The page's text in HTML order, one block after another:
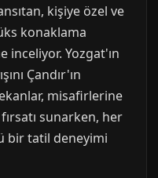
kişiye özel ve
konaklama
Yozgat'ın
Çandır'ın
misafirlerine
sunarken, her
bir tatil deneyimi